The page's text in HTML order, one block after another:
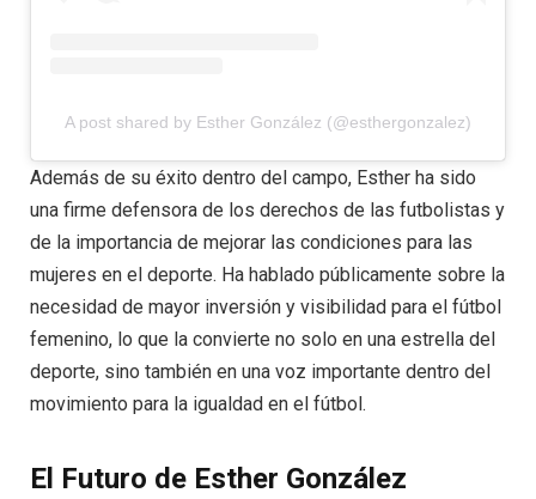
A post shared by Esther González (@esthergonzalez)
Además de su éxito dentro del campo, Esther ha sido
una firme defensora de los derechos de las futbolistas y
de la importancia de mejorar las condiciones para las
mujeres en el deporte. Ha hablado públicamente sobre la
necesidad de mayor inversión y visibilidad para el fútbol
femenino, lo que la convierte no solo en una estrella del
deporte, sino también en una voz importante dentro del
movimiento para la igualdad en el fútbol.
El Futuro de Esther González